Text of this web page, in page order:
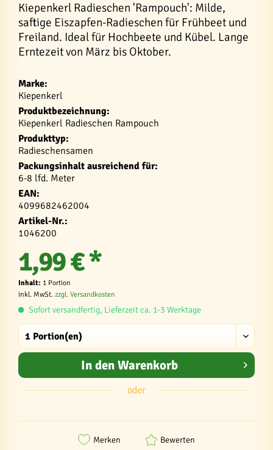
Kiepenkerl Radieschen 'Rampouch': Milde,
saftige Eiszapfen-Radieschen für Frühbeet und
Freiland. Ideal für Hochbeete und Kübel. Lange
Erntezeit von März bis Oktober.
Marke:
Kiepenkerl
Produktbezeichnung:
Kiepenkerl Radieschen Rampouch
Produkttyp:
Radieschensamen
Packungsinhalt ausreichend für:
6-8 lfd. Meter
EAN:
4099682462004
Artikel-Nr.:
1046200
1,99 € *
Inhalt: 1 Portion
inkl. MwSt. zzgl. Versandkosten
Sofort versandfertig, Lieferzeit ca. 1-3 Werktage
In den Warenkorb
oder
Merken Bewerten